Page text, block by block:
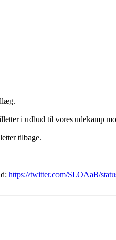
i udbud til vores udekamp
tilbage.
https://twitter.com/SLOAaB/